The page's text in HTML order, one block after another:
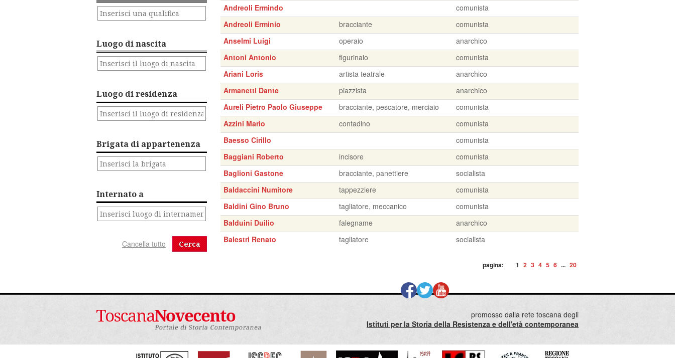
Luogo di nascita
Luogo di residenza
Brigata di appartenenza
Internato a
Cerca
Andreoli Ermindo
comunista
Andreoli Erminio
bracciante
comunista
Anselmi Luigi
operaio
anarchico
Antoni Antonio
figurinaio
comunista
Ariani Loris
artista teatrale
anarchico
Armanetti Dante
piazzista
anarchico
Aureli Pietro Paolo Giuseppe
bracciante, pescatore, merciaio
comunista
Azzini Mario
contadino
comunista
Baesso Cirillo
comunista
Baggiani Roberto
incisore
comunista
Baglioni Gastone
bracciante, panettiere
socialista
Baldaccini Numitore
tappezziere
comunista
Baldini Gino Bruno
tagliatore, meccanico
comunista
Balduini Duilio
falegname
anarchico
Balestri Renato
tagliatore socialista
pagina: 1 2 3 4 5 6 ... 20
promosso dalla rete toscana degli
Istituti per la Storia della Resistenza e dell'età contemporanea